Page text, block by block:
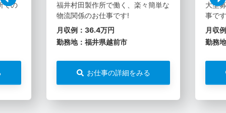
での
福井村田製作所で働く、楽々簡単な
物流関係のお仕事です!
月収例：36.4万円
勤務地：福井県越前市
お仕事の詳細をみる
大型
事で
月収
勤務